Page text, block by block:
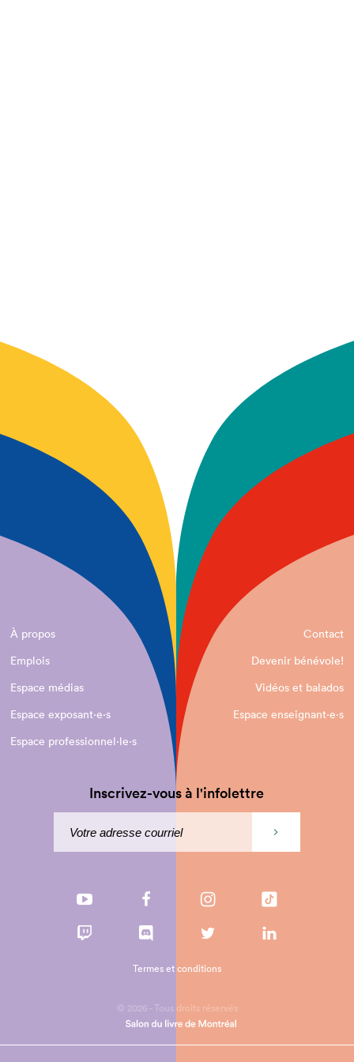
À propos
Contact
Emplois
Devenir bénévole!
Espace médias
Vidéos et balados
Espace exposant·e⋅s
Espace enseignant·e⋅s
Espace professionnel·le⋅s
Inscrivez-vous à l'infolettre
© 2026 - Tous droits réservés
Termes et conditions